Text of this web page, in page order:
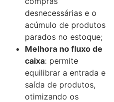
desnecessárias e o
acúmulo de produtos
parados no estoque;
Melhora no fluxo de
caixa: permite
equilibrar a entrada e
saída de produtos,
otimizando os